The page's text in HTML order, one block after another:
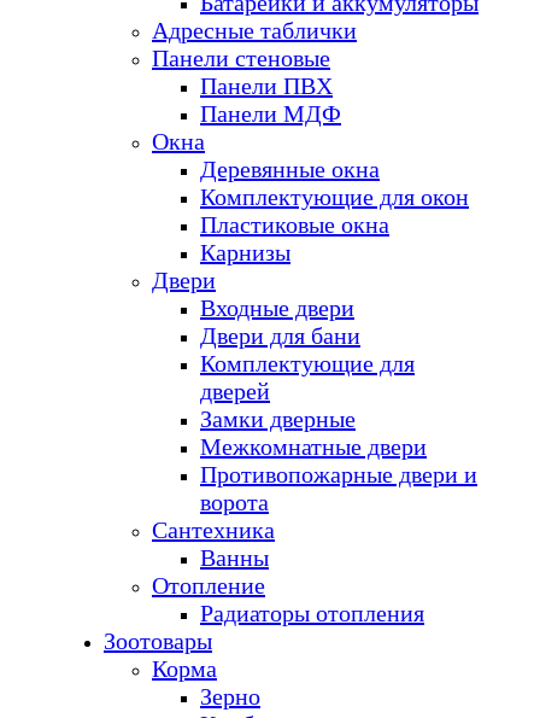
Адресные таблички
Панели стеновые
Панели ПВХ
Панели МДФ
Окна
Деревянные окна
Комплектующие для окон
Пластиковые окна
Карнизы
Двери
Входные двери
Двери для бани
Комплектующие для
дверей
Замки дверные
Межкомнатные двери
Противопожарные двери и
ворота
Сантехника
Ванны
Отопление
Радиаторы отопления
Зоотовары
Корма
Зерно